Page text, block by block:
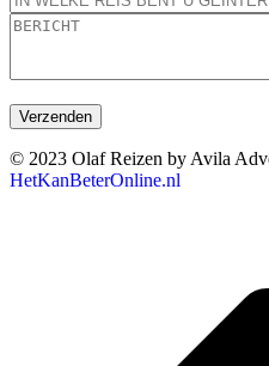
© 2023 Olaf Reizen by Avila
HetKanBeterOnline.nl